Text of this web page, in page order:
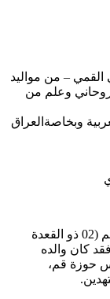
– من مواليد
روحاني وعلم من
وبخاصةالعراق
ولد فضية الشيخ ابو قاسم الحسيني في مدينة قم (02 ذو القعدة
كان والده
حوزة قم،